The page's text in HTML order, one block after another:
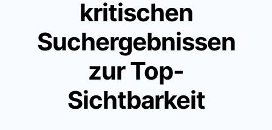
kritischen
Suchergebnissen
zur Top-
Sichtbarkeit